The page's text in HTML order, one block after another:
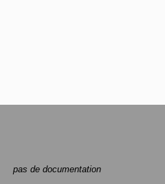
pas de documentation